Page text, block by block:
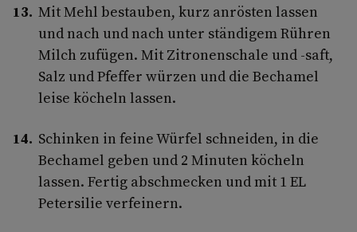
Mit Mehl bestauben, kurz anrösten lassen
und nach und nach unter ständigem Rühren
Milch zufügen. Mit Zitronenschale und -saft,
Salz und Pfeffer würzen und die Bechamel
leise köcheln lassen.
Schinken in feine Würfel schneiden, in die
Bechamel geben und 2 Minuten köcheln
lassen. Fertig abschmecken und mit 1 EL
Petersilie verfeinern.